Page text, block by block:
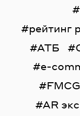
рейтинг
АТБ
e-
FMCG
AR